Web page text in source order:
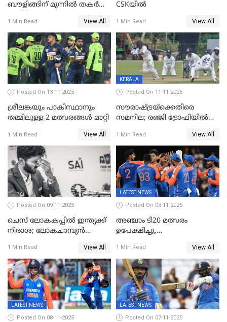
ബൗളിങ്ങിന് മുന്നിൽ തകർന്ന്
പുറത്ത്; ബുമ്രയ്ക്ക് അഞ്ച്
വിക്കറ്റ്
1 Min Read View All
CSKയിൽ
1 Min Read View All
Posted On 13-11-2025
ശ്രീലങ്കയും പാകിസ്ഥാനും
തമ്മിലുള്ള 2 മത്സരങ്ങള്‍ മാറ്റി
1 Min Read View All
KERALA
Posted On 11-11-2025
സൗരാഷ്ട്രയ്‌ക്കെതിരെ
സമനില; രഞ്ജി ട്രോഫിയിൽ
1 Min Read View All
Posted On 09-11-2025
ചെസ് ലോകകപ്പില്‍ ഇന്ത്യക്ക്
നിരാശ; ലോകചാമ്പ്യന്‍
1 Min Read View All
LATEST NEWS
Posted On 08-11-2025
അഞ്ചാം ടി20 മത്സരം
ഉപേക്ഷിച്ചു,
ജയിച്ച് ഇന്ത്യ
1 Min Read View All
LATEST NEWS
Posted On 08-11-2025
LATEST NEWS
Posted On 07-11-2025